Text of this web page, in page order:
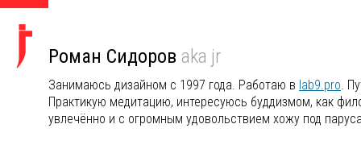
Роман Сидоров aka jr
Занимаюсь дизайном с 1997 года. Работаю в lab9.pro.
Практикую медитацию, интересуюсь буддизмом, как
увлечённо и с огромным удовольствием хожу под